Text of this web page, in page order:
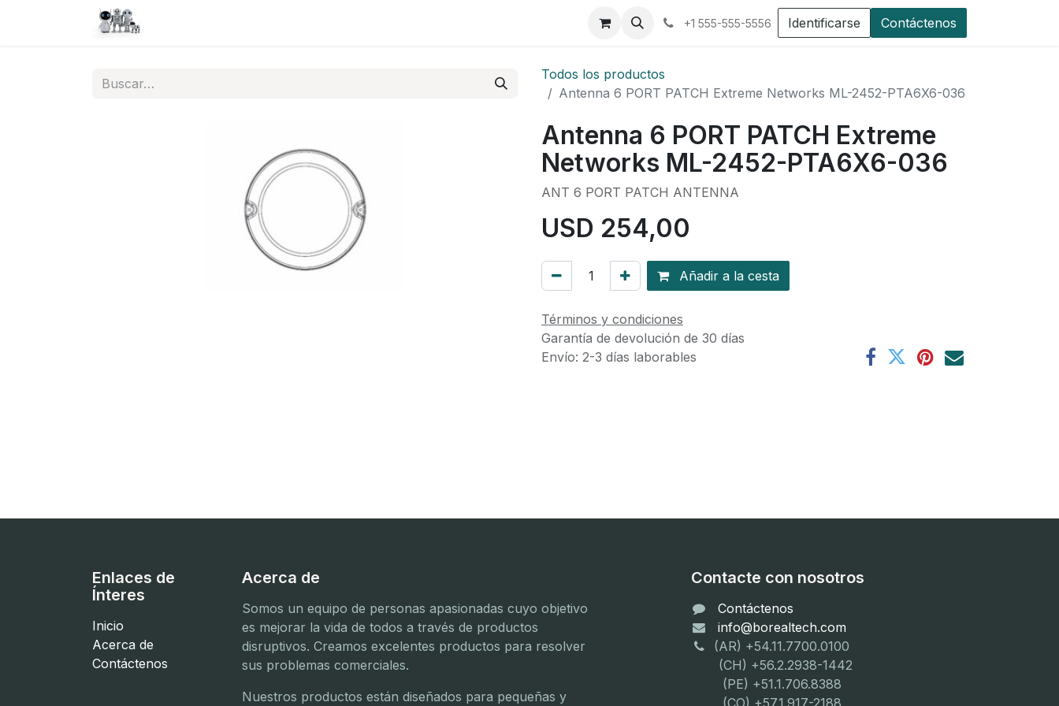
Planilla +1 555-555-5556 Identificarse Contáctenos
Todos los productos
Antenna 6 PORT PATCH Extreme Networks ML-2452-PTA6X6-036
Antenna 6 PORT PATCH Extreme
Networks ML-2452-PTA6X6-036
ANT 6 PORT PATCH ANTENNA
USD 254,00
Añadir a la cesta
Términos y condiciones
Garantía de devolución de 30 días
Envío: 2-3 días laborables
Enlaces de
Ínteres
Inicio
Acerca de
Contáctenos
Acerca de
Somos un equipo de personas apasionadas cuyo objetivo
es mejorar la vida de todos a través de productos
disruptivos. Creamos excelentes productos para resolver
sus problemas comerciales.
Nuestros productos están diseñados para pequeñas y
Contacte con nosotros
Contáctenos
info@borealtech.com
(AR) +54.11.7700.0100
(CH) +56.2.2938-1442
(PE) +51.1.706.8388
(CO) +57.1.917-2188